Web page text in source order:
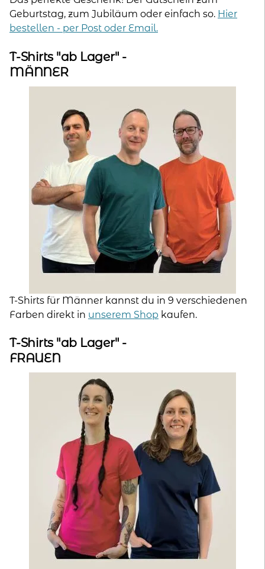
Geburtstag, zum Jubiläum oder einfach so. Hier
bestellen - per Post oder Email.
T-Shirts "ab Lager" -
MÄNNER
T-Shirts für Männer kannst du in 9 verschiedenen
Farben direkt in unserem Shop kaufen.
T-Shirts "ab Lager" -
FRAUEN